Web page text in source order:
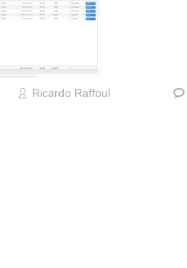
Ricardo Raffoul